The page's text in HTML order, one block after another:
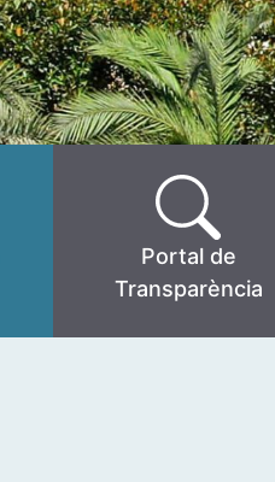
Portal de
Transparència